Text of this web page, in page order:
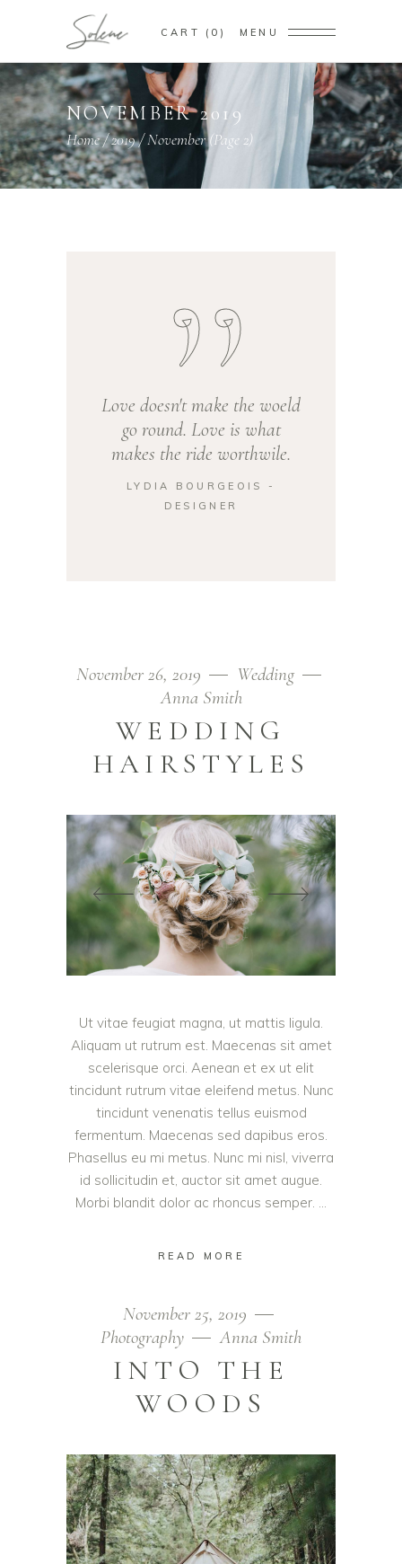
CART 0 MENU
NOVEMBER 2019
Home/2019/November (Page 2)
Love doesn't make the woeld
go round. Love is what
makes the ride worthwile.
LYDIA BOURGEOIS -
DESIGNER
November 26, 2019
Wedding
Anna Smith
WEDDING
HAIRSTYLES
Ut vitae feugiat magna, ut mattis ligula.
Aliquam ut rutrum est. Maecenas sit amet
scelerisque orci. Aenean et ex ut elit
tincidunt rutrum vitae eleifend metus. Nunc
tincidunt venenatis tellus euismod
fermentum. Maecenas sed dapibus eros.
Phasellus eu mi metus. Nunc mi nisl, viverra
id sollicitudin et, auctor sit amet augue.
Morbi blandit dolor ac rhoncus semper.
READ MORE
November 25, 2019
Photography
Anna Smith
INTO THE
WOODS